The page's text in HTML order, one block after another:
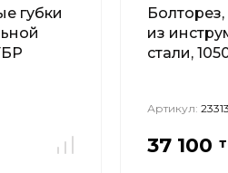
губки
из
стали,
Артикул:
37 100